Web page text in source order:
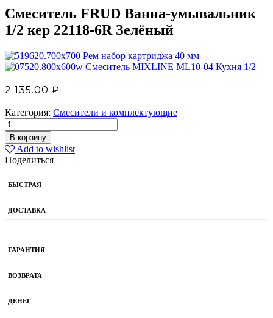
Смеситель FRUD Ванна-умывальник
1/2 кер 22118-6R Зелёный
Рем набор картриджа 40 мм
Смеситель MIXLINE ML10-04 Кухня 1/2
2 135.00 ₽
Категория: Смесители и комплектующие
В корзину
Add to wishlist
Поделиться
БЫСТРАЯ
ДОСТАВКА
ГАРАНТИЯ
ВОЗВРАТА
ДЕНЕГ